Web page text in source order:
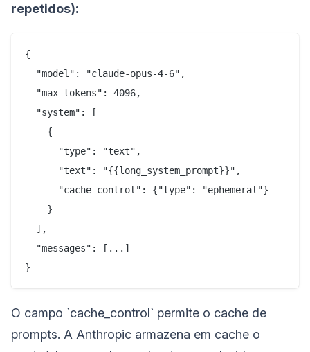
repetidos):
{
  "model": "claude-opus-4-6",
  "max_tokens": 4096,
  "system": [
    {
      "type": "text",
      "text": "{{long_system_prompt}}",
      "cache_control": {"type": "ephemeral"}
    }
  ],
  "messages": [...]
O campo `cache_control` permite o cache de
prompts. A Anthropic armazena em cache o